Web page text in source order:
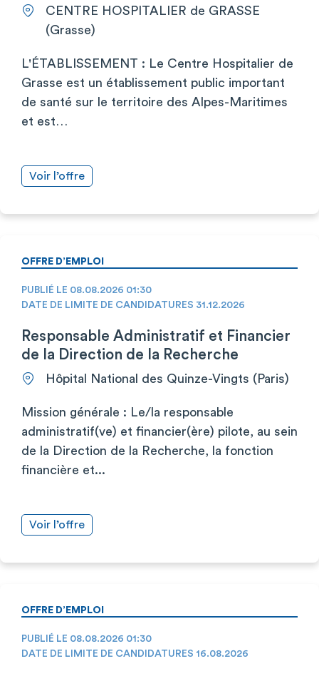
CENTRE HOSPITALIER de GRASSE
(Grasse)
L'ÉTABLISSEMENT : Le Centre Hospitalier de
Grasse est un établissement public important
de santé sur le territoire des Alpes-Maritimes
et est…
Voir l’offre
OFFRE D’EMPLOI
PUBLIÉ LE 08.08.2026 01:30
DATE DE LIMITE DE CANDIDATURES 31.12.2026
Responsable Administratif et Financier
de la Direction de la Recherche
Hôpital National des Quinze-Vingts (Paris)
Mission générale : Le/la responsable
administratif(ve) et financier(ère) pilote, au sein
de la Direction de la Recherche, la fonction
financière et...
Voir l’offre
OFFRE D’EMPLOI
PUBLIÉ LE 08.08.2026 01:30
DATE DE LIMITE DE CANDIDATURES 16.08.2026